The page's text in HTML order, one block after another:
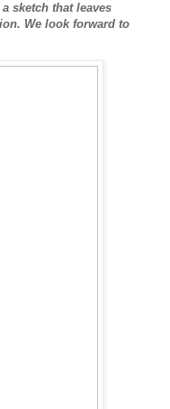
sketch that leaves
We look forward to